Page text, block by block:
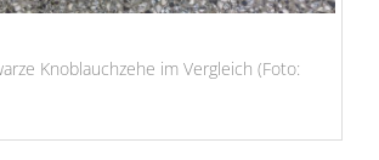
Knoblauchzehe im Vergleich (Foto: